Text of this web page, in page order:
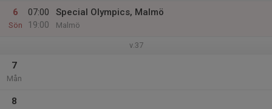
6
Sön
07:00
19:00
Special Olympics, Malmö
Malmö
v.37
7
Mån
8